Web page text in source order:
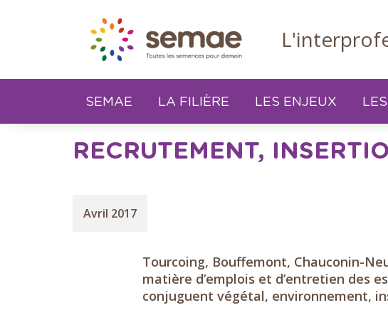
SEMAE LA FILIÈRE LES ENJEUX
RECRUTEMENT,
Avril 2017
Tourcoing, Bouffemont, Chauconin-
matière d’emplois et d’entretien des
conjuguent végétal, environnement,